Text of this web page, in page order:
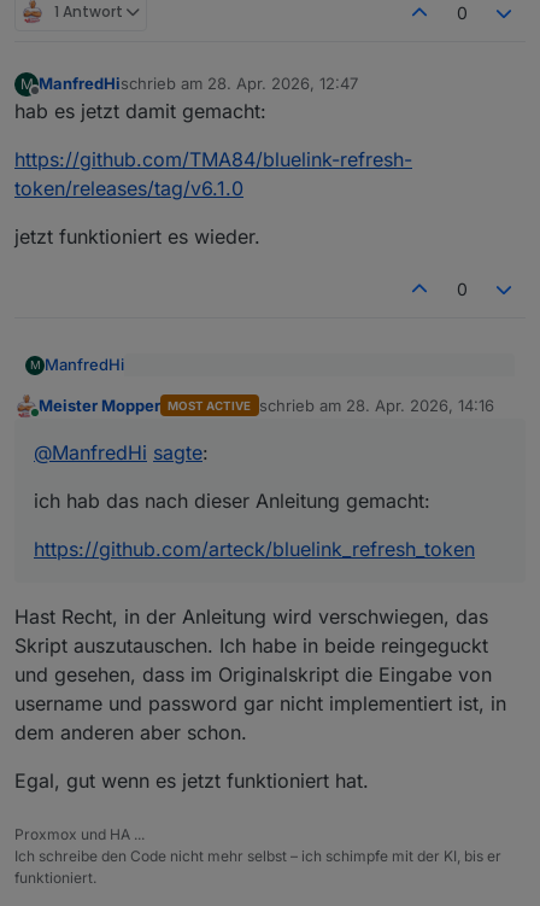
1 Antwort 0
M
Offline
ManfredHischrieb am 28. Apr. 2026, 12:47
zuletzt editiert von
hab es jetzt damit gemacht:
https://github.com/TMA84/bluelink-refresh-
token/releases/tag/v6.1.0
jetzt funktioniert es wieder.
0
M ManfredHi
Du musst nach der erfolgten Installation das
Skript gegen das aus dem Repo von @
austauschen.
Meister Mopper MOST ACTIVE schrieb am 28. Apr. 2026, 14:16
zuletzt editiert von
@ManfredHi sagte:
ich hab das nach dieser Anleitung gemacht:
https://github.com/arteck/bluelink_refresh_token
Hast Recht, in der Anleitung wird verschwiegen, das
Skript auszutauschen. Ich habe in beide reingeguckt
und gesehen, dass im Originalskript die Eingabe von
username und password gar nicht implementiert ist, in
dem anderen aber schon.
Egal, gut wenn es jetzt funktioniert hat.
Proxmox und HA ...
Ich schreibe den Code nicht mehr selbst – ich schimpfe mit der KI, bis er
funktioniert.